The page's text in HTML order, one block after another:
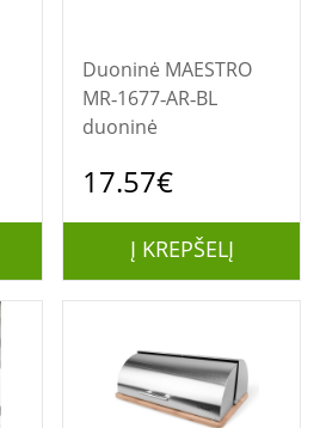
Duoninė MAESTRO
MR‑1677‑AR‑BL
duoninė
17.57€
Į KREPŠELĮ